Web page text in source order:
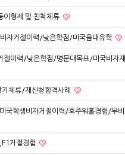
이형제 및 친척체류
자거절이력/낮은학점/미국음대유학
절이력/낮은학점/명문대목표/미국비자재
체류/재신청합격사례
국학생비자거절이력/호주워홀경험/무비
거절경험